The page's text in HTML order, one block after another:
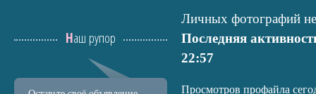
Личных фотографий
Последняя
22:57
Просмотров профайла
Наш рупор